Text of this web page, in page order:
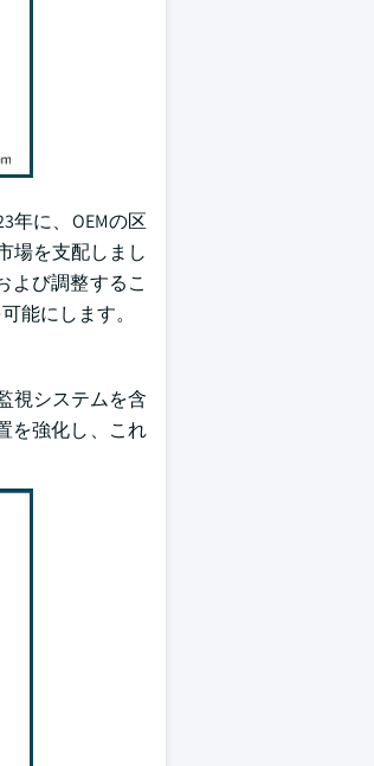
年に、OEMの区
場を支配しまし
よび調整するこ
能にします。
視システムを含
を強化し、これ